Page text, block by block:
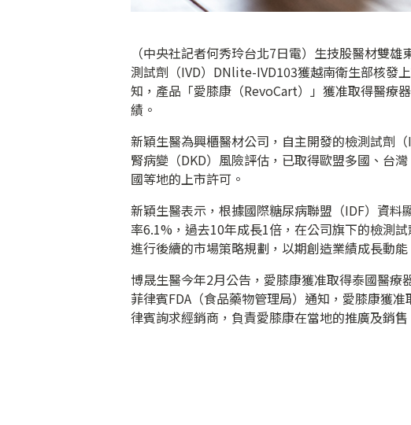
（中央社記者何秀玲台北7日電）生技股醫材雙
測試劑（IVD）DNlite-IVD103獲越南衛生部核發
知，產品「愛膝康（RevoCart）」獲准取得醫療
績。
新穎生醫為興櫃醫材公司，自主開發的檢測試劑
腎病變（DKD）風險評估，已取得歐盟多國、台
國等地的上市許可。
新穎生醫表示，根據國際糖尿病聯盟（IDF）資
率6.1%，過去10年成長1倍，在公司旗下的檢測
進行後續的市場策略規劃，以期創造業績成長動能
博晟生醫今年2月公告，愛膝康獲准取得泰國醫
菲律賓FDA（食品藥物管理局）通知，愛膝康獲
律賓詢求經銷商，負責愛膝康在當地的推廣及銷